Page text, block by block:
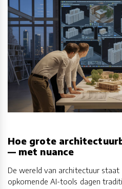
Hoe grote
— met nuance
De wereld van architectuur
opkomende AI-tools dagen